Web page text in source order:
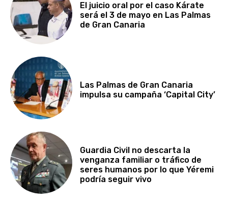
El juicio oral por el caso Kárate
será el 3 de mayo en Las Palmas
de Gran Canaria
Las Palmas de Gran Canaria
impulsa su campaña ‘Capital City’
Guardia Civil no descarta la
venganza familiar o tráfico de
seres humanos por lo que Yéremi
podría seguir vivo